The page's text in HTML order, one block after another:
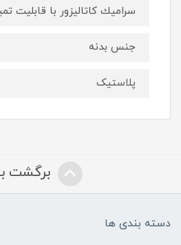
سراميك کاتالیزور با قابليت
جنس بدنه
پلاستیک
برگشت
دسته بندی ها